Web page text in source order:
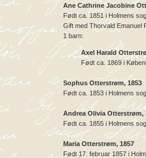
Ane Cathrine Jacobine
Født ca. 1851 i Holmens
Gift med Thorvald Emanuel
1 barn:
Axel Harald
Født ca. 1869 i
Sophus Otterstrøm, 1853
Født ca. 1853 i Holmens
Andrea Olivia Otterstrøm,
Født ca. 1855 i Holmens
Maria Otterstrøm, 1857
Født 17. februar 1857 i